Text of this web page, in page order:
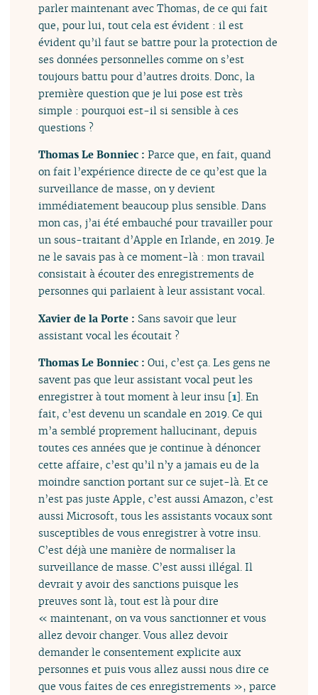
parler maintenant avec Thomas, de ce qui fait
que, pour lui, tout cela est évident : il est
évident qu’il faut se battre pour la protection de
ses données personnelles comme on s’est
toujours battu pour d’autres droits. Donc, la
première question que je lui pose est très
simple : pourquoi est-il si sensible à ces
questions ?
Thomas Le Bonniec :Parce que, en fait, quand
on fait l’expérience directe de ce qu’est que la
surveillance de masse, on y devient
immédiatement beaucoup plus sensible. Dans
mon cas, j’ai été embauché pour travailler pour
un sous-traitant d’Apple en Irlande, en 2019. Je
ne le savais pas à ce moment-là : mon travail
consistait à écouter des enregistrements de
personnes qui parlaient à leur assistant vocal.
Xavier de la Porte : Sans savoir que leur
assistant vocal les écoutait ?
Thomas Le Bonniec :Oui, c’est ça. Les gens ne
savent pas que leur assistant vocal peut les
enregistrer à tout moment à leur insu [1]. En
fait, c’est devenu un scandale en 2019. Ce qui
m’a semblé proprement hallucinant, depuis
toutes ces années que je continue à dénoncer
cette affaire, c’est qu’il n’y a jamais eu de la
moindre sanction portant sur ce sujet-là. Et ce
n’est pas juste Apple, c’est aussi Amazon, c’est
aussi Microsoft, tous les assistants vocaux sont
susceptibles de vous enregistrer à votre insu.
C’est déjà une manière de normaliser la
surveillance de masse. C’est aussi illégal. Il
devrait y avoir des sanctions puisque les
preuves sont là, tout est là pour dire
« maintenant, on va vous sanctionner et vous
allez devoir changer. Vous allez devoir
demander le consentement explicite aux
personnes et puis vous allez aussi nous dire ce
que vous faites de ces enregistrements », parce